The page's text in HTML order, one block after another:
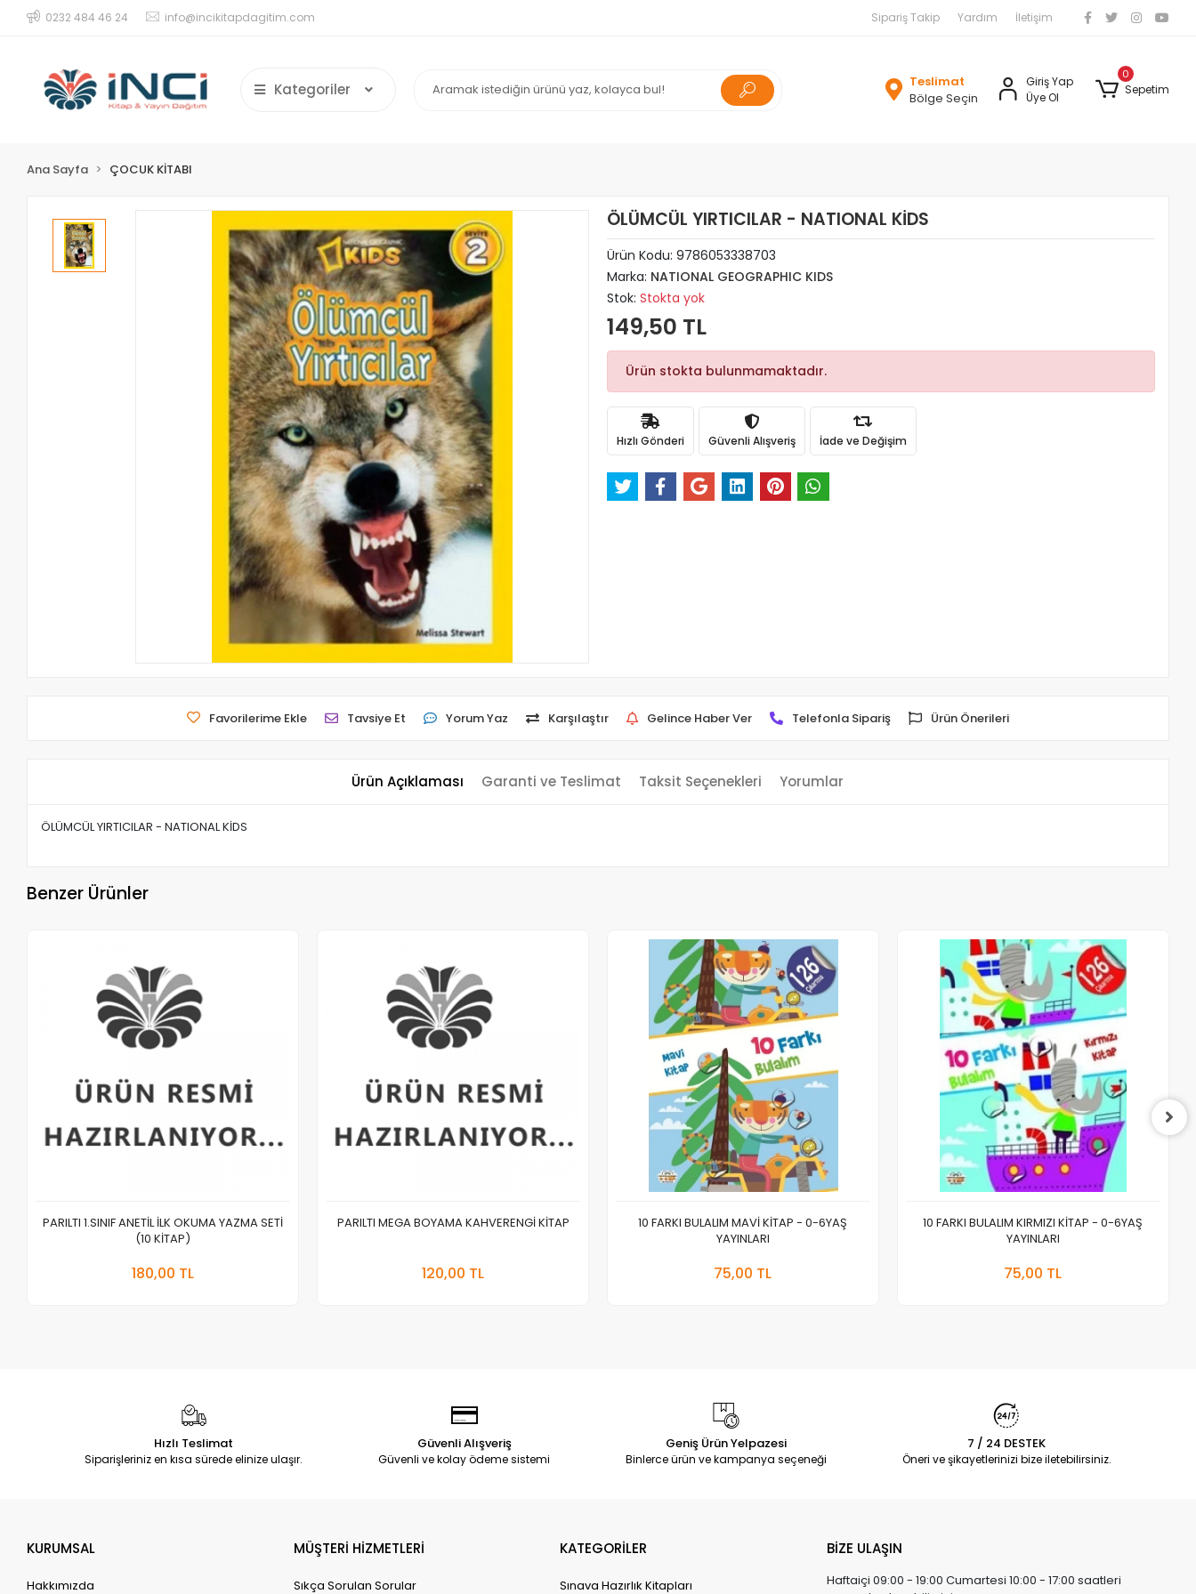
0232 484 46 24 info@incikitapdagitim.com Sipariş Takip Yardım İletişim
Kategoriler
Teslimat
Bölge Seçin
Giriş Yap
Üye Ol
0
Sepetim
Ana Sayfa ÇOCUK KİTABI
ÖLÜMCÜL YIRTICILAR - NATIONAL KİDS
Ürün Kodu: 9786053338703
Marka: NATIONAL GEOGRAPHIC KIDS
Stok: Stokta yok
149,50 TL
Ürün stokta bulunmamaktadır.
Hızlı Gönderi Güvenli Alışveriş İade ve Değişim
Favorilerime Ekle Tavsiye Et Yorum Yaz Karşılaştır Gelince Haber Ver Telefonla Sipariş Ürün Önerileri
Ürün Açıklaması Garanti ve Teslimat Taksit Seçenekleri Yorumlar
ÖLÜMCÜL YIRTICILAR - NATIONAL KİDS
Benzer Ürünler
PARILTI 1.SINIF ANETİL İLK OKUMA YAZMA SETİ
(10 KİTAP)
180,00 TL
PARILTI MEGA BOYAMA KAHVERENGİ KİTAP
120,00 TL
10 FARKI BULALIM MAVİ KİTAP - 0-6YAŞ
YAYINLARI
75,00 TL
10 FARKI BULALIM KIRMIZI KİTAP - 0-6YAŞ
YAYINLARI
75,00 TL
Hızlı Teslimat
Siparişleriniz en kısa sürede elinize ulaşır.
Güvenli Alışveriş
Güvenli ve kolay ödeme sistemi
Geniş Ürün Yelpazesi
Binlerce ürün ve kampanya seçeneği
7 / 24 DESTEK
Öneri ve şikayetlerinizi bize iletebilirsiniz.
KURUMSAL
Hakkımızda
MÜŞTERİ HİZMETLERİ
Sıkça Sorulan Sorular
KATEGORİLER
Sınava Hazırlık Kitapları
BİZE ULAŞIN
Haftaiçi 09:00 - 19:00 Cumartesi 10:00 - 17:00 saatleri